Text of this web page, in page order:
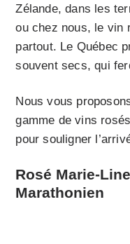
Zélande, dans les
ou chez nous, le vin
partout. Le Québec
souvent secs, qui
Nous vous
gamme de vins
pour souligner
Rosé Marie-
Marathonien